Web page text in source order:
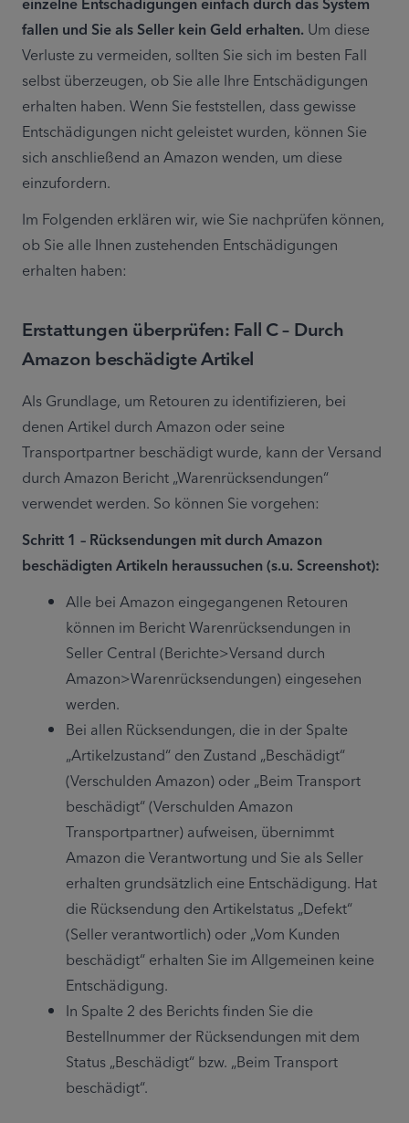
fallen und Sie als Seller kein Geld erhalten. Um diese
Verluste zu vermeiden, sollten Sie sich im besten Fall
selbst überzeugen, ob Sie alle Ihre Entschädigungen
erhalten haben. Wenn Sie feststellen, dass gewisse
Entschädigungen nicht geleistet wurden, können Sie
sich anschließend an Amazon wenden, um diese
einzufordern.
Im Folgenden erklären wir, wie Sie nachprüfen können,
ob Sie alle Ihnen zustehenden Entschädigungen
erhalten haben:
Erstattungen überprüfen: Fall C – Durch
Amazon beschädigte Artikel
Als Grundlage, um Retouren zu identifizieren, bei
denen Artikel durch Amazon oder seine
Transportpartner beschädigt wurde, kann der Versand
durch Amazon Bericht „Warenrücksendungen“
verwendet werden. So können Sie vorgehen:
Schritt 1 – Rücksendungen mit durch Amazon
beschädigten Artikeln heraussuchen (s.u. Screenshot):
Alle bei Amazon eingegangenen Retouren
können im Bericht Warenrücksendungen in
Seller Central (Berichte>Versand durch
Amazon>Warenrücksendungen) eingesehen
werden.
Bei allen Rücksendungen, die in der Spalte
„Artikelzustand“ den Zustand „Beschädigt“
(Verschulden Amazon) oder „Beim Transport
beschädigt“ (Verschulden Amazon
Transportpartner) aufweisen, übernimmt
Amazon die Verantwortung und Sie als Seller
erhalten grundsätzlich eine Entschädigung. Hat
die Rücksendung den Artikelstatus „Defekt“
(Seller verantwortlich) oder „Vom Kunden
beschädigt“ erhalten Sie im Allgemeinen keine
Entschädigung.
In Spalte 2 des Berichts finden Sie die
Bestellnummer der Rücksendungen mit dem
Status „Beschädigt“ bzw. „Beim Transport
beschädigt“.